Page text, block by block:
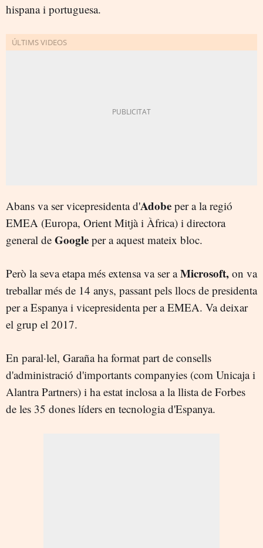
hispana i portuguesa.
Abans va ser vicepresidenta d'Adobe per a la regió
EMEA (Europa, Orient Mitjà i Àfrica) i directora
general de Google per a aquest mateix bloc.
Però la seva etapa més extensa va ser aMicrosoft, on va
treballar més de 14 anys, passant pels llocs de presidenta
per a Espanya i vicepresidenta per a EMEA. Va deixar
el grup el 2017.
En paral·lel, Garaña ha format part de consells
d'administració d'importants companyies (com Unicaja i
Alantra Partners) i ha estat inclosa a la llista de Forbes
de les 35 dones líders en tecnologia d'Espanya.